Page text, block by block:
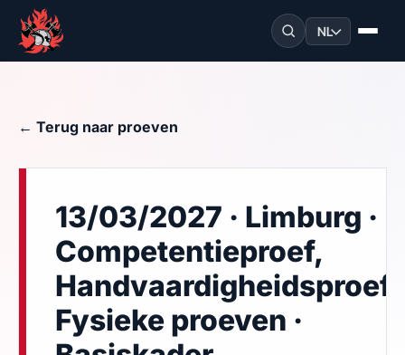
NL
← Terug naar proeven
13/03/2027 · Limburg ·
Competentieproef,
Handvaardigheidsproef,
Fysieke proeven ·